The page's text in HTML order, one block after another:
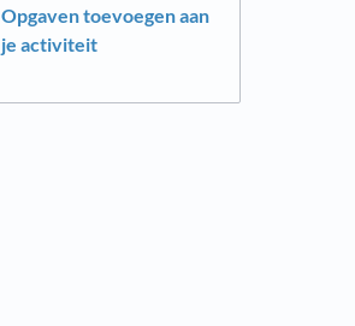
Opgaven toevoegen aan
je activiteit